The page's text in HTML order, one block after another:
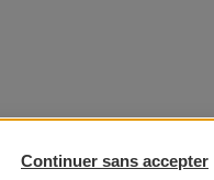
et en sérénité en
Continuer sans accepter